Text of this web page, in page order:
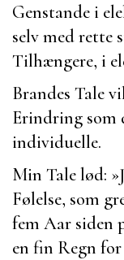
Genstande i
selv med rette
Tilhængere, i
Brandes Tale
Erindring som
individuelle.
Min Tale lød:
Følelse, som
fem Aar siden
en fin Regn